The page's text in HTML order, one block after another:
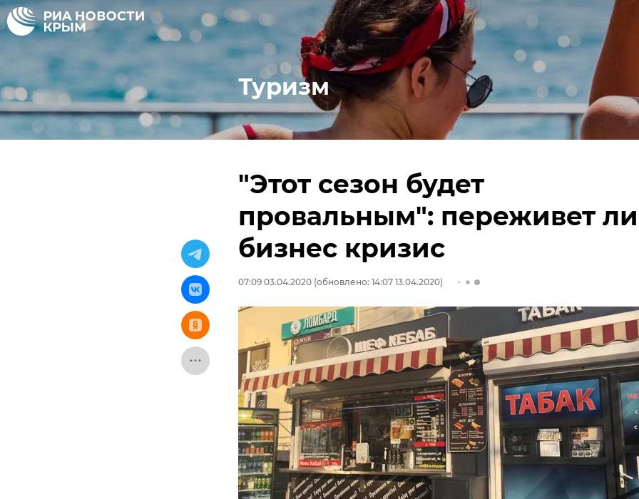
Туризм
"Этот сезон будет
провальным": переживет ли
бизнес кризис
07:09 03.04.2020 (обновлено: 14:07 13.04.2020)